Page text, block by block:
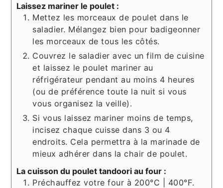
Laissez mariner le poulet :
Mettez les morceaux de poulet dans le
saladier. Mélangez bien pour badigeonner
les morceaux de tous les côtés.
Couvrez le saladier avec un film de cuisine
et laissez le poulet mariner au
réfrigérateur pendant au moins 4 heures
(ou de préférence toute la nuit si vous
vous organisez la veille).
Si vous laissez mariner moins de temps,
incisez chaque cuisse dans 3 ou 4
endroits. Cela permettra à la marinade de
mieux adhérer dans la chair de poulet.
La cuisson du poulet tandoori au four :
Préchauffez votre four à 200°C | 400°F.